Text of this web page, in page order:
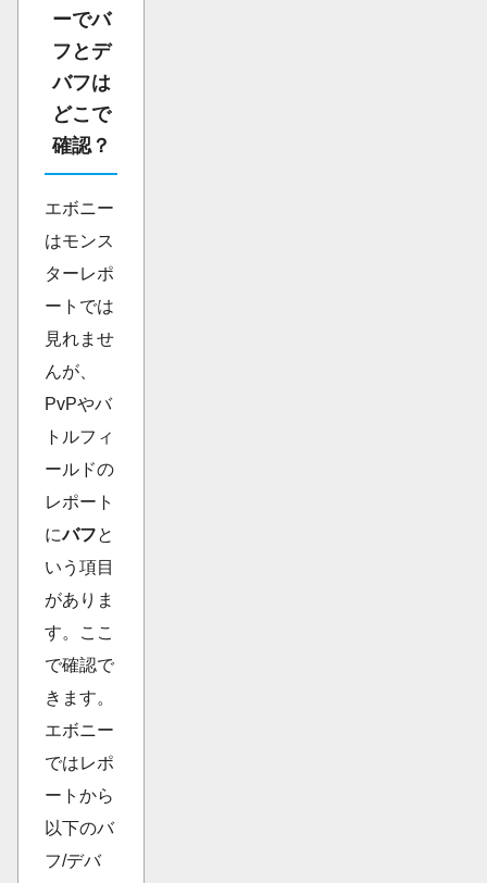
ーでバ
フとデ
バフは
どこで
確認？
エボニー
はモンス
ターレポ
ートでは
見れませ
んが、
PvPやバ
トルフィ
ールドの
レポート
にバフと
いう項目
がありま
す。ここ
で確認で
きます。
エボニー
ではレポ
ートから
以下のバ
フ/デバ